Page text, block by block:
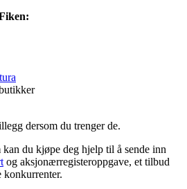
dersom du trenger de.
du kjøpe deg hjelp til å sende inn
og aksjonærregisteroppgave, et tilbud
konkurrenter.